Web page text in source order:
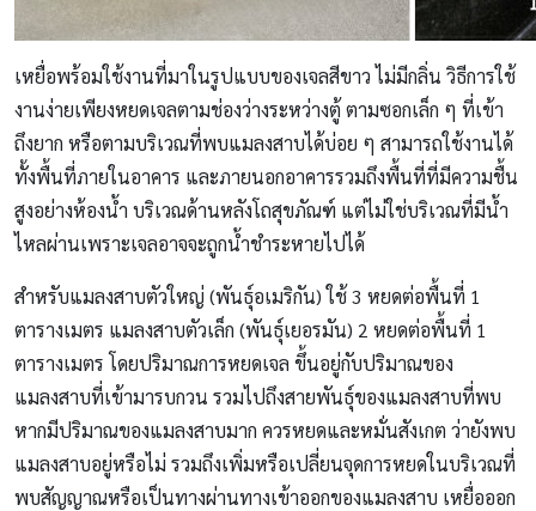
เหยื่อพร้อมใช้งานที่มาในรูปแบบของเจลสีขาว ไม่มีกลิ่น วิธีการใช้
งานง่ายเพียงหยดเจลตามช่องว่างระหว่างตู้ ตามซอกเล็ก ๆ ที่เข้า
ถึงยาก หรือตามบริเวณที่พบแมลงสาบได้บ่อย ๆ สามารถใช้งานได้
ทั้งพื้นที่ภายในอาคาร และภายนอกอาคารรวมถึงพื้นที่ที่มีความชื้น
สูงอย่างห้องน้ำ บริเวณด้านหลังโถสุขภัณฑ์ แต่ไม่ใช่บริเวณที่มีน้ำ
ไหลผ่านเพราะเจลอาจจะถูกน้ำชำระหายไปได้
สำหรับแมลงสาบตัวใหญ่ (พันธุ์อเมริกัน) ใช้ 3 หยดต่อพื้นที่ 1
ตารางเมตร แมลงสาบตัวเล็ก (พันธุ์เยอรมัน) 2 หยดต่อพื้นที่ 1
ตารางเมตร โดยปริมาณการหยดเจล ขึ้นอยู่กับปริมาณของ
แมลงสาบที่เข้ามารบกวน รวมไปถึงสายพันธุ์ของแมลงสาบที่พบ
หากมีปริมาณของแมลงสาบมาก ควรหยดและหมั่นสังเกต ว่ายังพบ
แมลงสาบอยู่หรือไม่ รวมถึงเพิ่มหรือเปลี่ยนจุดการหยดในบริเวณที่
พบสัญญาณหรือเป็นทางผ่านทางเข้าออกของแมลงสาบ เหยื่อออก